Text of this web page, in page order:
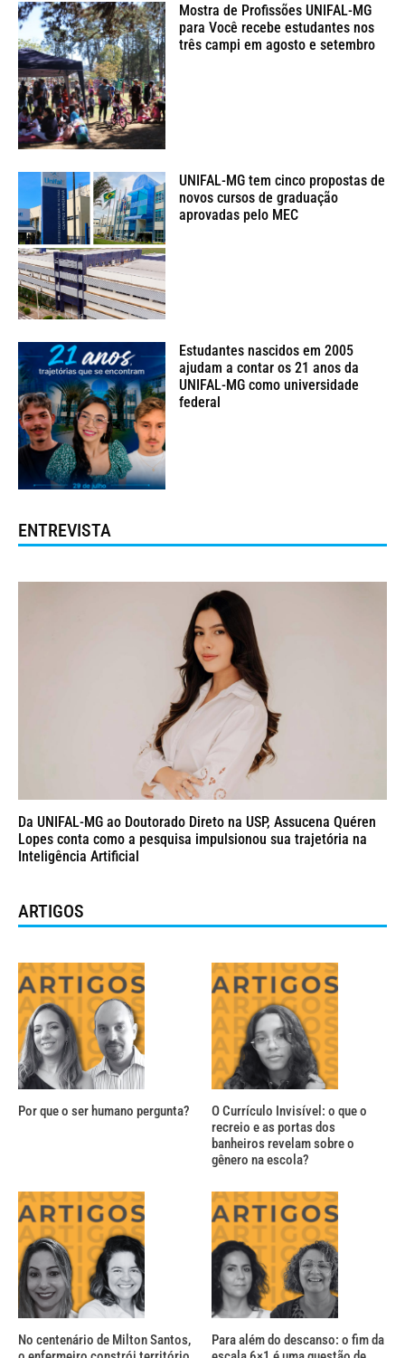
Mostra de Profissões UNIFAL-MG
para Você recebe estudantes nos
três campi em agosto e setembro
UNIFAL-MG tem cinco propostas de
novos cursos de graduação
aprovadas pelo MEC
Estudantes nascidos em 2005
ajudam a contar os 21 anos da
UNIFAL-MG como universidade
federal
ENTREVISTA
Da UNIFAL-MG ao Doutorado Direto na USP, Assucena Quéren
Lopes conta como a pesquisa impulsionou sua trajetória na
Inteligência Artificial
ARTIGOS
Por que o ser humano pergunta?
O Currículo Invisível: o que o
recreio e as portas dos
banheiros revelam sobre o
gênero na escola?
No centenário de Milton Santos,
Para além do descanso: o fim da